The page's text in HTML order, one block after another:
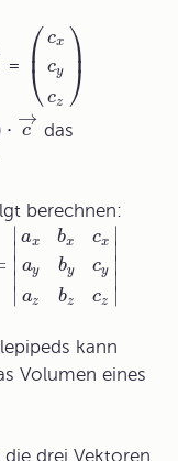
= ⎛
⎝
⎜ cx
cy
cz
⎞
⎠⎟
⋅ c
→
das
berechnen:
∣
∣
∣
∣
∣
ax
ay
az
bx
by
bz
cx
cy
cz
∣
∣
∣
∣
∣
kann
Volumen eines
die drei Vektoren